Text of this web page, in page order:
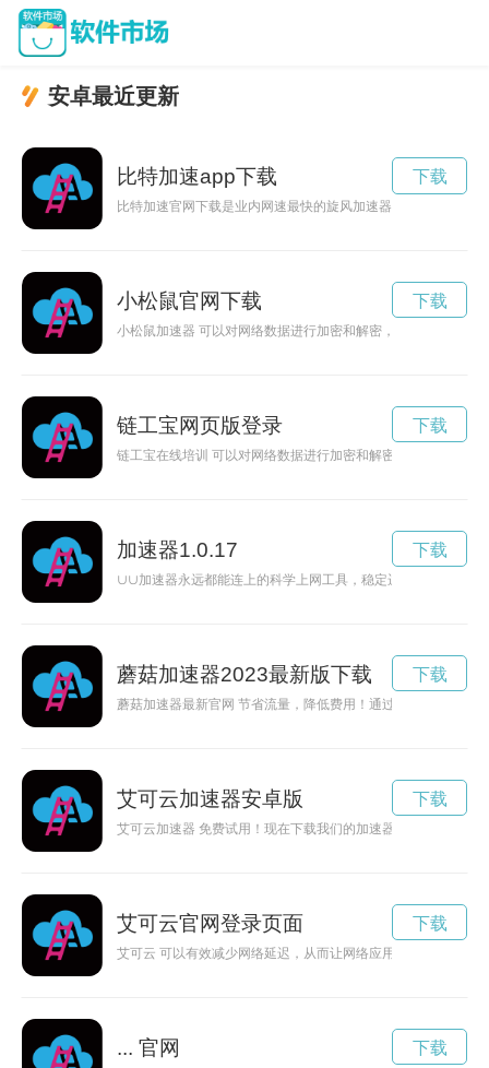
安卓最近更新
比特加速app下载
比特加速官网下载是业内网速最快的旋风加速器. 超快网速，无
下载
小松鼠官网下载
小松鼠加速器 可以对网络数据进行加密和解密，从而防止数据
下载
链工宝网页版登录
链工宝在线培训 可以对网络数据进行加密和解密，从而防止数
下载
加速器1.0.17
∪∪加速器永远都能连上的科学上网工具，稳定运营超1200天
下载
蘑菇加速器2023最新版下载
蘑菇加速器最新官网 节省流量，降低费用！通过优化网络连接
下载
艾可云加速器安卓版
艾可云加速器 免费试用！现在下载我们的加速器软件，免费试
下载
艾可云官网登录页面
艾可云 可以有效减少网络延迟，从而让网络应用更加流畅。 艾
下载
... 官网 下载